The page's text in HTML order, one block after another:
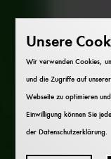
Unsere
Wir verwenden Cookies,
und die Zugriffe auf
Webseite zu optimieren
Einwilligung können Sie
derDatenschutzerklärung.